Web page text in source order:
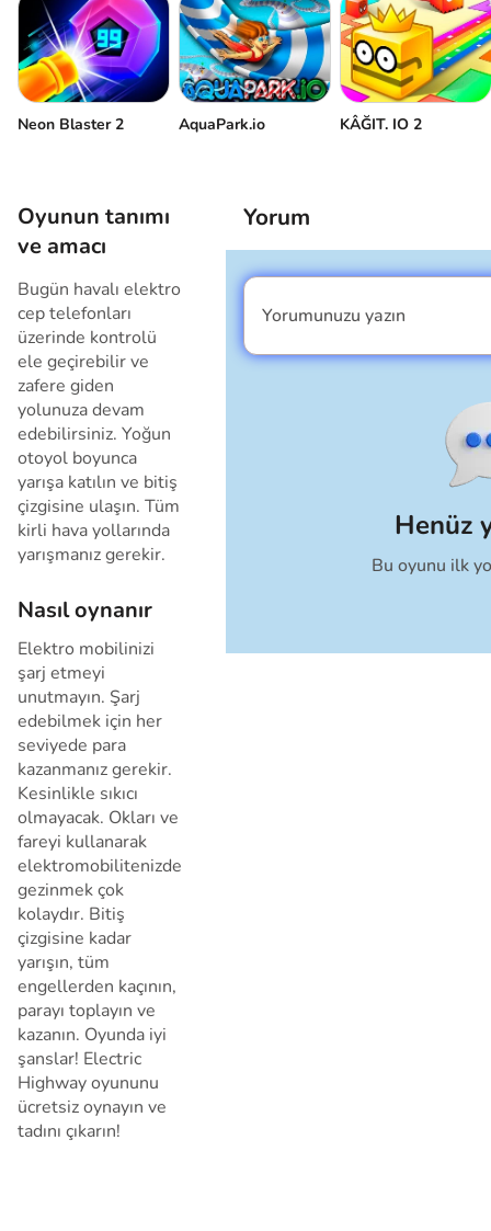
Neon Blaster 2 AquaPark.io KÂĞIT. IO 2
Oyunun tanımı
ve amacı
Bugün havalı elektro
cep telefonları
üzerinde kontrolü
ele geçirebilir ve
zafere giden
yolunuza devam
edebilirsiniz. Yoğun
otoyol boyunca
yarışa katılın ve bitiş
çizgisine ulaşın. Tüm
kirli hava yollarında
yarışmanız gerekir.
Nasıl oynanır
Elektro mobilinizi
şarj etmeyi
unutmayın. Şarj
edebilmek için her
seviyede para
kazanmanız gerekir.
Kesinlikle sıkıcı
olmayacak. Okları ve
fareyi kullanarak
elektromobilitenizde
gezinmek çok
kolaydır. Bitiş
çizgisine kadar
yarışın, tüm
engellerden kaçının,
parayı toplayın ve
kazanın. Oyunda iyi
şanslar! Electric
Highway oyununu
ücretsiz oynayın ve
tadını çıkarın!
Yorum
Henüz
Bu oyunu ilk
Yorumunuzu yazın
Ben erkeğim
İptal